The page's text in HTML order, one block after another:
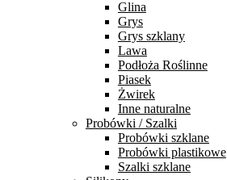
Glina
Grys
Grys szklany
Lawa
Podłoża Roślinne
Piasek
Żwirek
Inne naturalne
Probówki / Szalki
Probówki szklane
Probówki plastikowe
Szalki szklane